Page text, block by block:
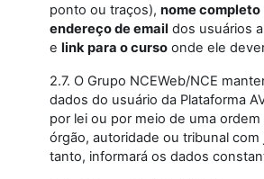
ponto ou traços), nome completo
endereço de email dos usuários
e link para o curso onde ele
2.7. O Grupo NCEWeb/NCE
dados do usuário da Plataforma
por lei ou por meio de uma
órgão, autoridade ou tribunal com
tanto, informará os dados